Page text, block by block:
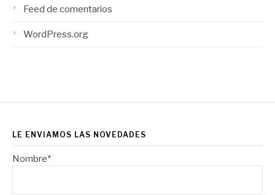
Feed de comentarios
WordPress.org
LE ENVIAMOS LAS NOVEDADES
Nombre*